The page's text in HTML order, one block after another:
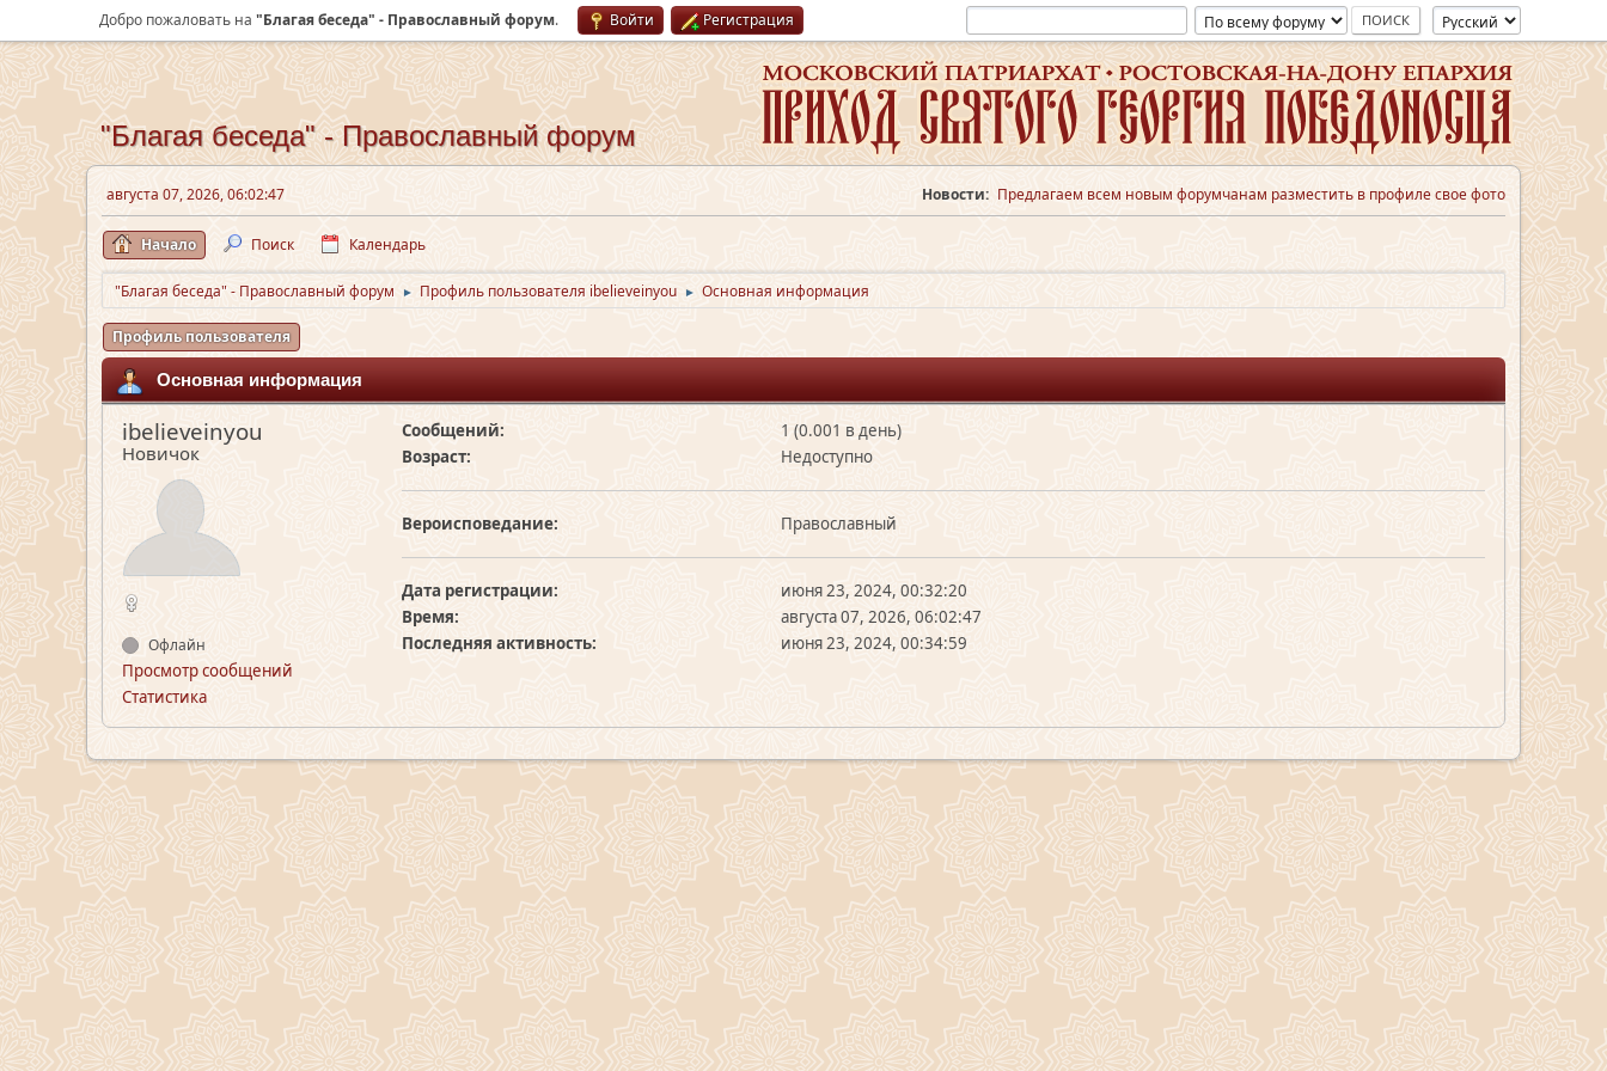
Добро пожаловать на "Благая беседа" - Православный форум. Войти Регистрация
"Благая беседа" - Православный форум
августа 07, 2026, 06:02:47 Новости: Предлагаем всем новым форумчанам разместить в профиле свое фото
Начало Поиск Календарь
"Благая беседа" - Православный форум ► Профиль пользователя ibelieveinyou ► Основная информация
Профиль пользователя
Основная информация
ibelieveinyou
Новичок
Офлайн
Просмотр сообщений
Статистика
Сообщений:
1 (0.001 в день)
Возраст:
Недоступно
Вероисповедание: Православный
Дата регистрации:
июня 23, 2024, 00:32:20
Время:
августа 07, 2026, 06:02:47
Последняя активность:
июня 23, 2024, 00:34:59